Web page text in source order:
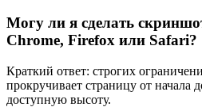
Могу ли я сделать
Chrome, Firefox или Safari?
Краткий ответ: строгих
прокручивает страницу от начала
доступную высоту.